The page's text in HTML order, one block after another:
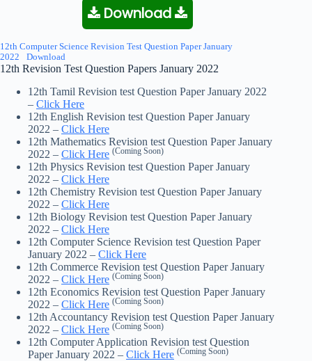
Download
12th Computer Science Revision Test Question Paper January
2022
Download
12th Revision Test Question Papers January 2022
12th Tamil Revision test Question Paper January 2022
– Click Here
12th English Revision test Question Paper January
2022 – Click Here
12th Mathematics Revision test Question Paper January
2022 – Click Here (Coming Soon)
12th Physics Revision test Question Paper January
2022 – Click Here
12th Chemistry Revision test Question Paper January
2022 – Click Here
12th Biology Revision test Question Paper January
2022 – Click Here
12th Computer Science Revision test Question Paper
January 2022 – Click Here
12th Commerce Revision test Question Paper January
2022 – Click Here (Coming Soon)
12th Economics Revision test Question Paper January
2022 – Click Here (Coming Soon)
12th Accountancy Revision test Question Paper January
2022 – Click Here (Coming Soon)
12th Computer Application Revision test Question
Paper January 2022 – Click Here (Coming Soon)